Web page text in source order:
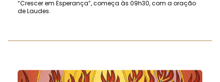
“Crescer em Esperança”, começa às 09h30, com a oração
de Laudes.